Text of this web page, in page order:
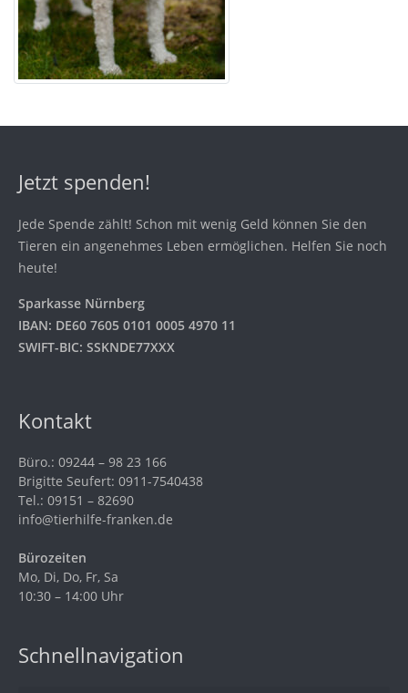
Jetzt spenden!
Jede Spende zählt! Schon mit wenig Geld können Sie den
Tieren ein angenehmes Leben ermöglichen. Helfen Sie noch
heute!
Sparkasse Nürnberg
IBAN: DE60 7605 0101 0005 4970 11
SWIFT-BIC: SSKNDE77XXX
Kontakt
Büro.: 09244 – 98 23 166
Brigitte Seufert: 0911-7540438
Tel.: 09151 – 82690
info@tierhilfe-franken.de
Bürozeiten
Mo, Di, Do, Fr, Sa
10:30 – 14:00 Uhr
Schnellnavigation